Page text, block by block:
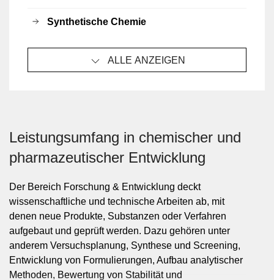
Synthetische Chemie
ALLE ANZEIGEN
Leistungsumfang in chemischer und
pharmazeutischer Entwicklung
Der Bereich Forschung & Entwicklung deckt
wissenschaftliche und technische Arbeiten ab, mit
denen neue Produkte, Substanzen oder Verfahren
aufgebaut und geprüft werden. Dazu gehören unter
anderem Versuchsplanung, Synthese und Screening,
Entwicklung von Formulierungen, Aufbau analytischer
Methoden, Bewertung von Stabilität und